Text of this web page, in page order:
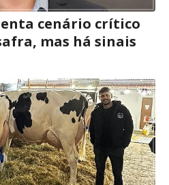
cenário crítico
mas há sinais